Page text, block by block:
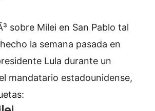
sobre Milei en San Pablo tal
la semana pasada en
Lula durante un
mandatario estadounidense,